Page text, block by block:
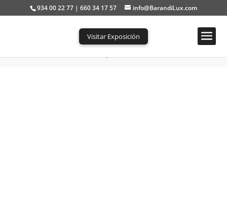
934 00 22 77 | 660 34 17 57 info@BarandiLux.com
Visitar Exposición